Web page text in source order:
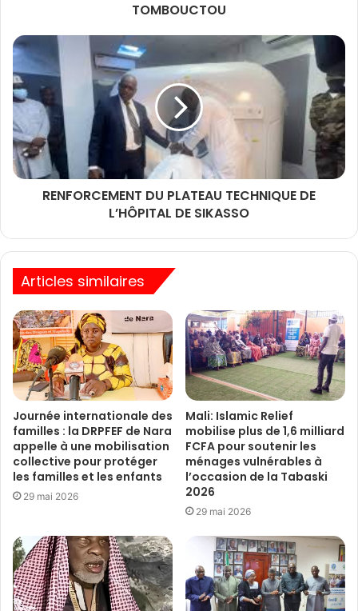
TOMBOUCTOU
RENFORCEMENT DU PLATEAU TECHNIQUE DE
L’HÔPITAL DE SIKASSO
Articles similaires
Journée internationale des
familles : la DRPFEF de Nara
appelle à une mobilisation
collective pour protéger
les familles et les enfants
29 mai 2026
Mali: Islamic Relief
mobilise plus de 1,6 milliard
FCFA pour soutenir les
ménages vulnérables à
l’occasion de la Tabaski
2026
29 mai 2026